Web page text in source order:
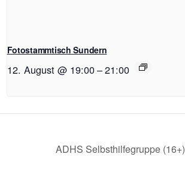
Fotostammtisch Sundern
12. August @ 19:00–21:00
ADHS Selbsthilfegruppe (16+)